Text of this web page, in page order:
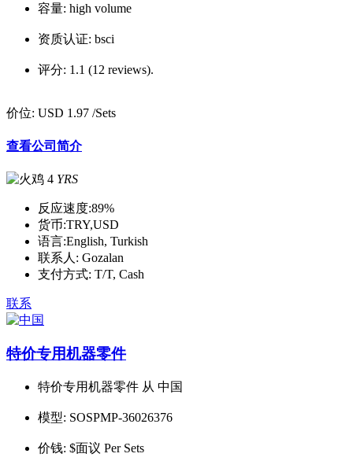
容量: high volume
资质认证: bsci
评分: 1.1 (12 reviews).
价位: USD 1.97 /Sets
查看公司简介
4 YRS
反应速度:89%
货币:TRY,USD
语言:English, Turkish
联系人: Gozalan
支付方式: T/T, Cash
联系
特价专用机器零件
特价专用机器零件 从 中国
模型: SOSPMP-36026376
价钱: $面议 Per Sets